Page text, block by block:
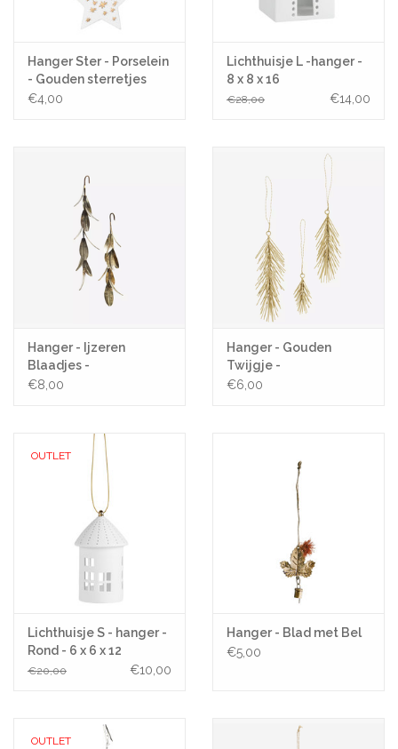
Hanger Ster - Porselein
- Gouden sterretjes
€4,00
Lichthuisje L -hanger -
8 x 8 x 16
€28,00 €14,00
Hanger - Ijzeren
Blaadjes -
€8,00
Hanger - Gouden
Twijgje -
€6,00
OUTLET
Lichthuisje S - hanger -
Rond - 6 x 6 x 12
€20,00 €10,00
Hanger - Blad met Bel
€5,00
OUTLET